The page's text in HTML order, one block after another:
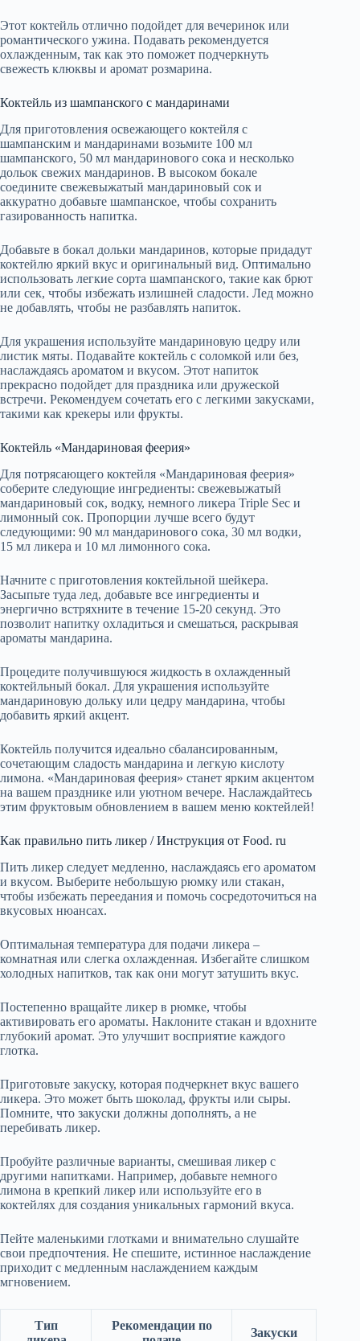
Этот коктейль отлично подойдет для вечеринок или
романтического ужина. Подавать рекомендуется
охлажденным, так как это поможет подчеркнуть
свежесть клюквы и аромат розмарина.
Коктейль из шампанского с мандаринами
Для приготовления освежающего коктейля с
шампанским и мандаринами возьмите 100 мл
шампанского, 50 мл мандаринового сока и несколько
дольок свежих мандаринов. В высоком бокале
соедините свежевыжатый мандариновый сок и
аккуратно добавьте шампанское, чтобы сохранить
газированность напитка.
Добавьте в бокал дольки мандаринов, которые придадут
коктейлю яркий вкус и оригинальный вид. Оптимально
использовать легкие сорта шампанского, такие как брют
или сек, чтобы избежать излишней сладости. Лед можно
не добавлять, чтобы не разбавлять напиток.
Для украшения используйте мандариновую цедру или
листик мяты. Подавайте коктейль с соломкой или без,
наслаждаясь ароматом и вкусом. Этот напиток
прекрасно подойдет для праздника или дружеской
встречи. Рекомендуем сочетать его с легкими закусками,
такими как крекеры или фрукты.
Коктейль «Мандариновая феерия»
Для потрясающего коктейля «Мандариновая феерия»
соберите следующие ингредиенты: свежевыжатый
мандариновый сок, водку, немного ликера Triple Sec и
лимонный сок. Пропорции лучше всего будут
следующими: 90 мл мандаринового сока, 30 мл водки,
15 мл ликера и 10 мл лимонного сока.
Начните с приготовления коктейльной шейкера.
Засыпьте туда лед, добавьте все ингредиенты и
энергично встряхните в течение 15-20 секунд. Это
позволит напитку охладиться и смешаться, раскрывая
ароматы мандарина.
Процедите получившуюся жидкость в охлажденный
коктейльный бокал. Для украшения используйте
мандариновую дольку или цедру мандарина, чтобы
добавить яркий акцент.
Коктейль получится идеально сбалансированным,
сочетающим сладость мандарина и легкую кислоту
лимона. «Мандариновая феерия» станет ярким акцентом
на вашем празднике или уютном вечере. Наслаждайтесь
этим фруктовым обновлением в вашем меню коктейлей!
Как правильно пить ликер / Инструкция от Food. ru
Пить ликер следует медленно, наслаждаясь его ароматом
и вкусом. Выберите небольшую рюмку или стакан,
чтобы избежать переедания и помочь сосредоточиться на
вкусовых нюансах.
Оптимальная температура для подачи ликера –
комнатная или слегка охлажденная. Избегайте слишком
холодных напитков, так как они могут затушить вкус.
Постепенно вращайте ликер в рюмке, чтобы
активировать его ароматы. Наклоните стакан и вдохните
глубокий аромат. Это улучшит восприятие каждого
глотка.
Приготовьте закуску, которая подчеркнет вкус вашего
ликера. Это может быть шоколад, фрукты или сыры.
Помните, что закуски должны дополнять, а не
перебивать ликер.
Пробуйте различные варианты, смешивая ликер с
другими напитками. Например, добавьте немного
лимона в крепкий ликер или используйте его в
коктейлях для создания уникальных гармоний вкуса.
Пейте маленькими глотками и внимательно слушайте
свои предпочтения. Не спешите, истинное наслаждение
приходит с медленным наслаждением каждым
мгновением.
Тип
Рекомендации по
Закуски